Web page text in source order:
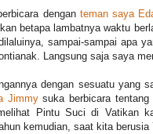
dengan teman saya
betapa lambatnya waktu
sampai-sampai apa
Langsung saja saya
dengan sesuatu yang
Jimmysuka berbicara tentang
Pintu Suci di Vatikan
kemudian, saat kita berusia